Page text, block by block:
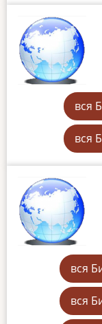
вся
вся
вся
вся